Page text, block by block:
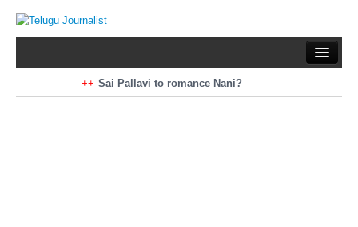
Sai Pallavi to romance Nani?
Kiara Advani to romance Pawan Kalyan